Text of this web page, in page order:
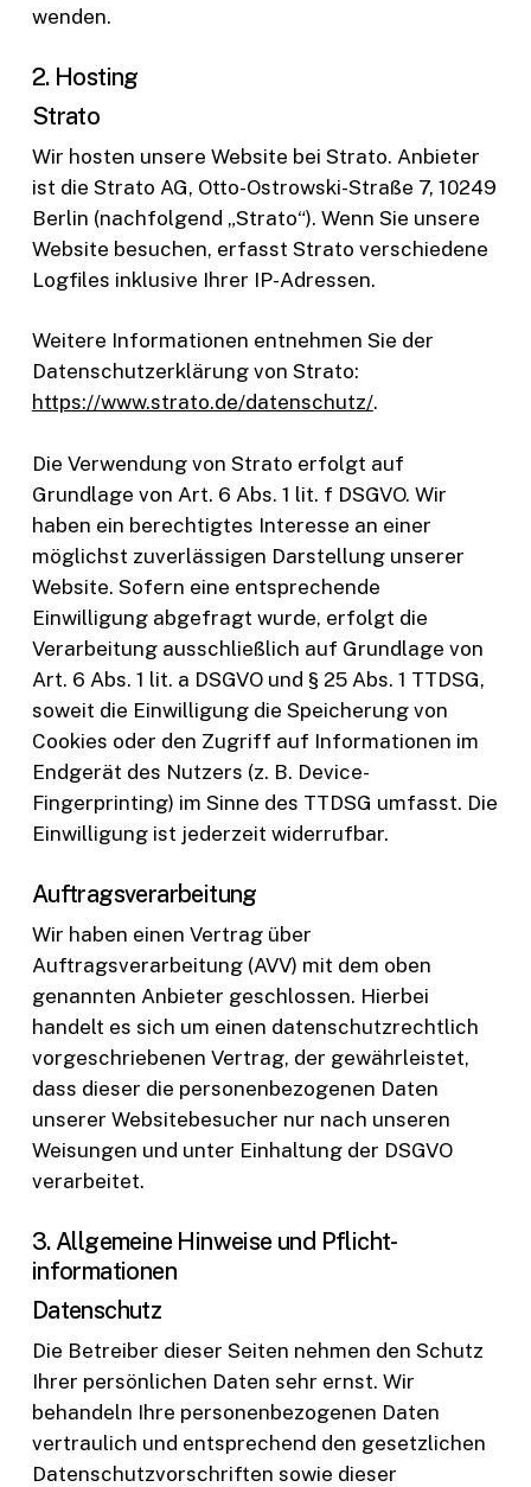
wenden.
2. Hosting
Strato
Wir hosten unsere Website bei Strato. Anbieter
ist die Strato AG, Otto-Ostrowski-Straße 7, 10249
Berlin (nachfolgend „Strato“). Wenn Sie unsere
Website besuchen, erfasst Strato verschiedene
Logfiles inklusive Ihrer IP-Adressen.
Weitere Informationen entnehmen Sie der
Datenschutzerklärung von Strato:
https://www.strato.de/datenschutz/.
Die Verwendung von Strato erfolgt auf
Grundlage von Art. 6 Abs. 1 lit. f DSGVO. Wir
haben ein berechtigtes Interesse an einer
möglichst zuverlässigen Darstellung unserer
Website. Sofern eine entsprechende
Einwilligung abgefragt wurde, erfolgt die
Verarbeitung ausschließlich auf Grundlage von
Art. 6 Abs. 1 lit. a DSGVO und § 25 Abs. 1 TTDSG,
soweit die Einwilligung die Speicherung von
Cookies oder den Zugriff auf Informationen im
Endgerät des Nutzers (z. B. Device-
Fingerprinting) im Sinne des TTDSG umfasst. Die
Einwilligung ist jederzeit widerrufbar.
Auftragsverarbeitung
Wir haben einen Vertrag über
Auftragsverarbeitung (AVV) mit dem oben
genannten Anbieter geschlossen. Hierbei
handelt es sich um einen datenschutzrechtlich
vorgeschriebenen Vertrag, der gewährleistet,
dass dieser die personenbezogenen Daten
unserer Websitebesucher nur nach unseren
Weisungen und unter Einhaltung der DSGVO
verarbeitet.
3. Allgemeine Hinweise und Pflicht­
informationen
Datenschutz
Die Betreiber dieser Seiten nehmen den Schutz
Ihrer persönlichen Daten sehr ernst. Wir
behandeln Ihre personenbezogenen Daten
vertraulich und entsprechend den gesetzlichen
Datenschutzvorschriften sowie dieser